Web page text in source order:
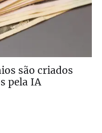
são criados
pela IA